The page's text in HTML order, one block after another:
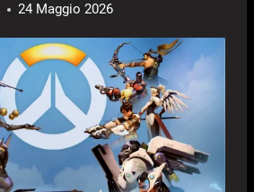
24 Maggio 2026